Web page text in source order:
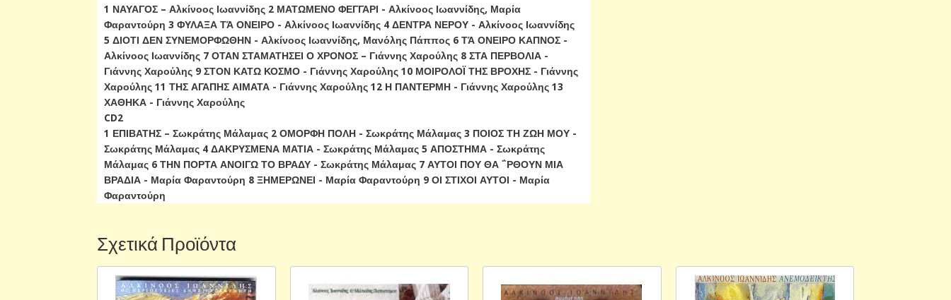
1 ΝΑΥΑΓΟΣ – Αλκίνοος Ιωαννίδης 2 ΜΑΤΩΜΕΝΟ ΦΕΓΓΑΡΙ - Αλκίνοος Ιωαννίδης, Μαρία
Φαραντούρη 3 ΦΥΛΑΞΑ ΤΆ ΟΝΕΙΡΟ - Αλκίνοος Ιωαννίδης 4 ΔΕΝΤΡΑ ΝΕΡΟΥ - Αλκίνοος Ιωαννίδης
5 ΔΙΟΤΙ ΔΕΝ ΣΥΝΕΜΟΡΦΩΘΗΝ - Αλκίνοος Ιωαννίδης, Μανόλης Πάππος 6 ΤΆ ΟΝΕΙΡΟ ΚΑΠΝΟΣ -
Αλκίνοος Ιωαννίδης 7 ΟΤΑΝ ΣΤΑΜΑΤΗΣΕΙ Ο ΧΡΟΝΟΣ – Γιάννης Χαρούλης 8 ΣΤΑ ΠΕΡΒΟΛΙΑ -
Γιάννης Χαρούλης 9 ΣΤΟΝ ΚΑΤΩ ΚΟΣΜΟ - Γιάννης Χαρούλης 10 ΜΟΙΡΟΛΟΪ ΤΗΣ ΒΡΟΧΗΣ - Γιάννης
Χαρούλης 11 ΤΗΣ ΑΓΑΠΗΣ ΑΙΜΑΤΑ - Γιάννης Χαρούλης 12 Η ΠΑΝΤΕΡΜΗ - Γιάννης Χαρούλης 13
ΧΑΘΗΚΑ - Γιάννης Χαρούλης
CD2
1 ΕΠΙΒΑΤΗΣ – Σωκράτης Μάλαμας 2 ΟΜΟΡΦΗ ΠΟΛΗ - Σωκράτης Μάλαμας 3 ΠΟΙΟΣ ΤΗ ΖΩΗ ΜΟΥ -
Σωκράτης Μάλαμας 4 ΔΑΚΡΥΣΜΕΝΑ ΜΑΤΙΑ - Σωκράτης Μάλαμας 5 ΑΠΟΣΤΗΜΑ - Σωκράτης
Μάλαμας 6 ΤΗΝ ΠΟΡΤΑ ΑΝΟΙΓΩ ΤΟ ΒΡΑΔΥ - Σωκράτης Μάλαμας 7 ΑΥΤΟΙ ΠΟΥ ΘΑ ΅ΡΘΟΥΝ ΜΙΑ
ΒΡΑΔΙΑ - Μαρία Φαραντούρη 8 ΞΗΜΕΡΩΝΕΙ - Μαρία Φαραντούρη 9 ΟΙ ΣΤΙΧΟΙ ΑΥΤΟΙ - Μαρία
Φαραντούρη
Σχετικά Προϊόντα